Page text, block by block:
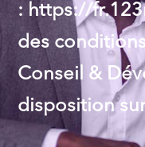
: https://
des
Conseil &
disposition